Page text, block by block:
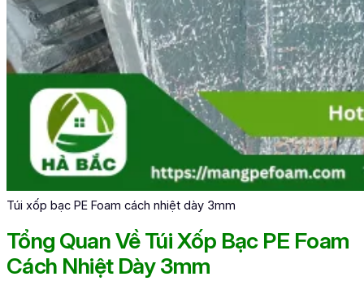
Túi xốp bạc PE Foam cách nhiệt dày 3mm
Tổng Quan Về Túi Xốp Bạc PE Foam
Cách Nhiệt Dày 3mm